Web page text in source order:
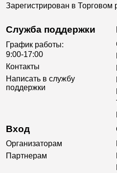
Зарегистрирован в Торговом
Служба поддержки
График работы:
9:00-17:00
Контакты
Написать в службу
поддержки
Вход
Организаторам
Партнерам